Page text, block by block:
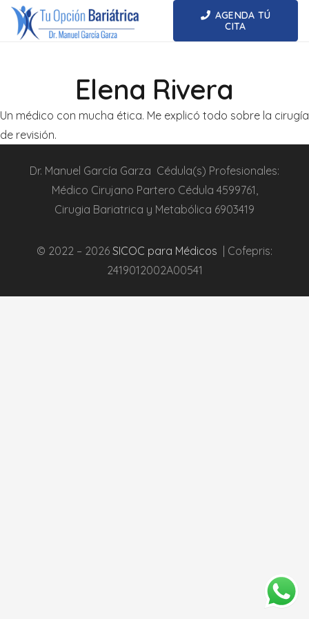
AGENDA TÚ
CITA
Elena Rivera
Un médico con mucha ética. Me explicó todo sobre la cirugía
de revisión.
Dr. Manuel García Garza Cédula(s) Profesionales:
Médico Cirujano Partero Cédula 4599761
Cirugia Bariatrica y Metabólica 6903419
© 2022 – 2026 SICOC para Médicos | Cofepris:
2419012002A00541